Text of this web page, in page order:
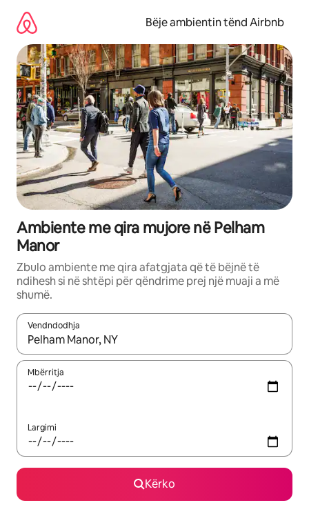
përmbajtja
Bëje ambientin tënd Airbnb
Ambiente me qira mujore në Pelham
Manor
Zbulo ambiente me qira afatgjata që të bëjnë të
ndihesh si në shtëpi për qëndrime prej një muaji a më
shumë.
Vendndodhja
Kur rezultatet të jenë të disponueshme, lëviz me butonat e
Mbërritja
Largimi
Kërko